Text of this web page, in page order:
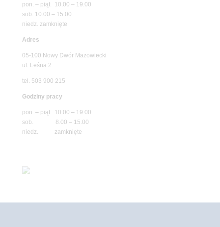
pon. – piąt. 10.00 – 19.00
sob. 10.00 – 15.00
niedz. zamknięte
Adres
05-100 Nowy Dwór Mazowiecki
ul. Leśna 2
tel. 503 900 215
Godziny pracy
pon. – piąt. 10.00 – 19.00
sob. 8.00 – 15.00
niedz. zamknięte